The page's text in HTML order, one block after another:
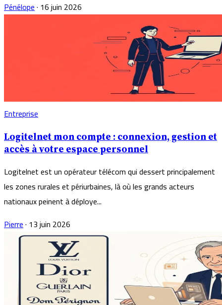
Pénélope· 16 juin 2026
Entreprise
Logitelnet mon compte : connexion, gestion et
accès à votre espace personnel
Logitelnet est un opérateur télécom qui dessert principalement
les zones rurales et périurbaines, là où les grands acteurs
nationaux peinent à déploye...
Pierre· 13 juin 2026